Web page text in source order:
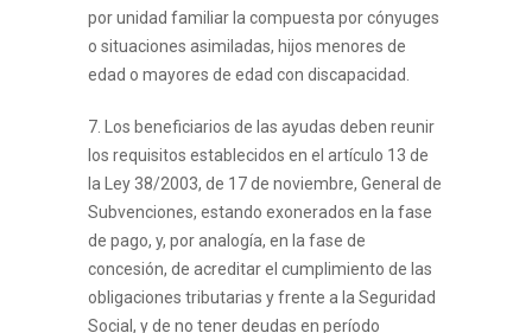
por unidad familiar la compuesta por cónyuges
o situaciones asimiladas, hijos menores de
edad o mayores de edad con discapacidad.
7. Los beneficiarios de las ayudas deben reunir
los requisitos establecidos en el artículo 13 de
la Ley 38/2003, de 17 de noviembre, General de
Subvenciones, estando exonerados en la fase
de pago, y, por analogía, en la fase de
concesión, de acreditar el cumplimiento de las
obligaciones tributarias y frente a la Seguridad
Social, y de no tener deudas en período